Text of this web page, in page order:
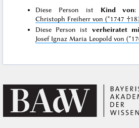
Diese Person ist Kind von:
Christoph Freiherr von (*1747
Diese Person ist verheiratet
Josef Ignaz Maria Leopold von